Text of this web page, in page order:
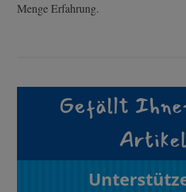
Menge Erfahrung.
Gefällt